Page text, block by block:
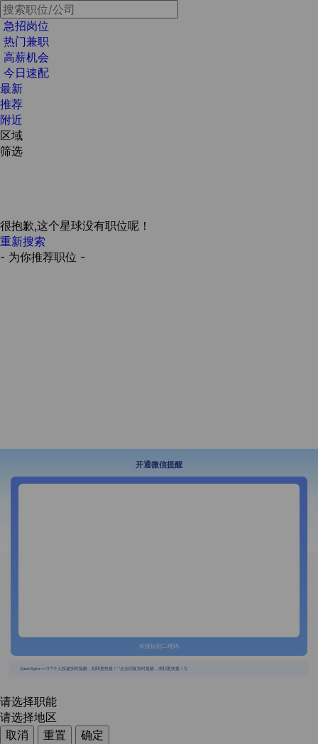
急招岗位
热门兼职
高薪机会
今日速配
最新
推荐
附近
区域
筛选
很抱歉,这个星球没有职位呢！
重新搜索
- 为你推荐职位 -
开通微信提醒
长按识别二维码
{{usertype=='2'?'个人投递实时提醒，招聘更快捷！':'企业回复实时提醒，求职更快捷！'}}
请选择职能
请选择地区
取消
重置
确定